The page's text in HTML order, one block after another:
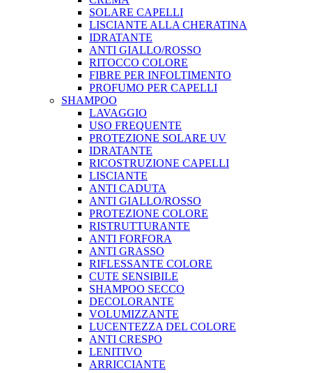
SOLARE CAPELLI
LISCIANTE ALLA CHERATINA
IDRATANTE
ANTI GIALLO/ROSSO
RITOCCO COLORE
FIBRE PER INFOLTIMENTO
PROFUMO PER CAPELLI
SHAMPOO
LAVAGGIO
USO FREQUENTE
PROTEZIONE SOLARE UV
IDRATANTE
RICOSTRUZIONE CAPELLI
LISCIANTE
ANTI CADUTA
ANTI GIALLO/ROSSO
PROTEZIONE COLORE
RISTRUTTURANTE
ANTI FORFORA
ANTI GRASSO
RIFLESSANTE COLORE
CUTE SENSIBILE
SHAMPOO SECCO
DECOLORANTE
VOLUMIZZANTE
LUCENTEZZA DEL COLORE
ANTI CRESPO
LENITIVO
ARRICCIANTE